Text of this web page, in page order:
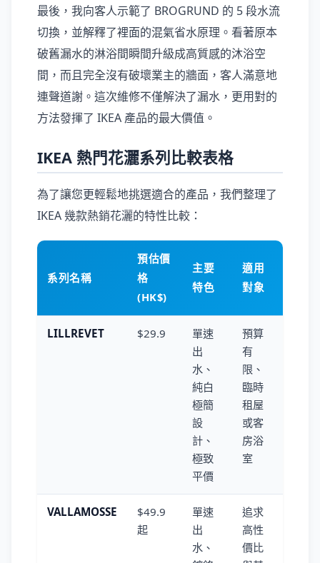
最後，我向客人示範了 BROGRUND 的 5 段水流
切換，並解釋了裡面的混氣省水原理。看著原本
破舊漏水的淋浴間瞬間升級成高質感的沐浴空
間，而且完全沒有破壞業主的牆面，客人滿意地
連聲道謝。這次維修不僅解決了漏水，更用對的
方法發揮了 IKEA 產品的最大價值。
IKEA 熱門花灑系列比較表格
為了讓您更輕鬆地挑選適合的產品，我們整理了
IKEA 幾款熱銷花灑的特性比較：
系列名稱
預估價
格
(HK$)
主要
特色
適用
對象
LILLREVET $29.9
單速
出
水、
純白
極簡
設
計、
極致
平價
預算
有
限、
臨時
租屋
或客
房浴
室
VALLAMOSSE
$49.9
起
單速
出
水、
追求
高性
價比